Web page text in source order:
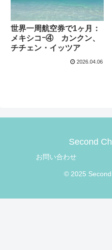
世界一周航空券で1ヶ月：
メキシコｰ④ カンクン、
チチェン・イッツア
2026.04.06
Second
お問い合わせ
© 2025